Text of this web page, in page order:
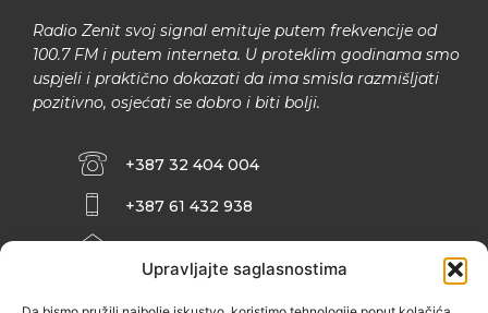
Upravljajte saglasnostima
Radio Zenit svoj signal emituje putem frekvencije od
100.7 FM i putem interneta. U proteklim godinama smo
uspjeli i praktično dokazati da ima smisla razmišljati
pozitivno, osjećati se dobro i biti bolji.
+387 32 404 004
+387 61 432 938